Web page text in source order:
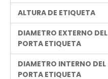
ALTURA DE ETIQUETA
DIAMETRO EXTERNO DEL
PORTA ETIQUETA
DIAMETRO INTERNO DEL
PORTA ETIQUETA